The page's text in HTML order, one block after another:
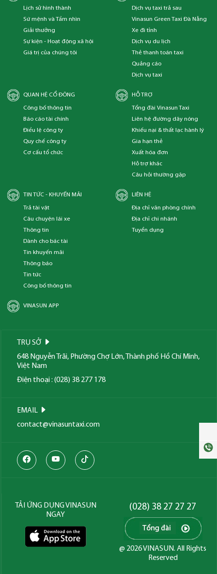
Lịch sử hình thành
Sứ mệnh và Tầm nhìn
Giải thưởng
Sự kiện - Hoạt động xã hội
Giá trị của chúng tôi
Dịch vụ taxi trả sau
Vinasun Green Taxi Đà Nẵng
Xe đi tỉnh
Dịch vụ du lịch
Thẻ thanh toán taxi
Quảng cáo
Dịch vụ taxi
QUAN HỆ CỔ ĐÔNG
Công bố thông tin
Báo cáo tài chính
Điều lệ công ty
Quy chế công ty
Cơ cấu tổ chức
HỖ TRỢ
Tổng đài Vinasun Taxi
Liên hệ đường dây nóng
Khiếu nại & thất lạc hành lý
Gia hạn thẻ
Xuất hóa đơn
Hỗ trợ khác
Câu hỏi thường gặp
TIN TỨC - KHUYẾN MÃI
Trả tài vật
Câu chuyện lái xe
Thông tin
Dành cho bác tài
Tin khuyến mãi
Thông báo
Tin tức
Công bố thông tin
VINASUN APP
LIÊN HỆ
Địa chỉ văn phòng chính
Địa chỉ chi nhánh
Tuyển dụng
TRỤ SỞ
648 Nguyễn Trãi, Phường Chợ Lớn, Thành phố Hồ Chí Minh,
Việt Nam
Điện thoại : (028) 38 277 178
EMAIL
contact@vinasuntaxi.com
TẢI ỨNG DỤNG VINASUN
NGAY
(028) 38 27 27 27
@ 2026 VINASUN. All Rights
Reserved